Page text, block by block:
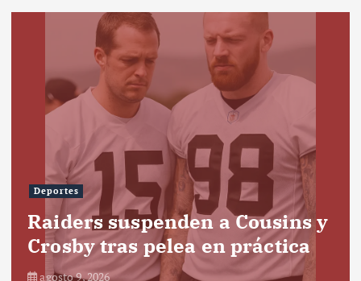
Deportes
Raiders suspenden a Cousins y
Crosby tras pelea en práctica
agosto 9, 2026